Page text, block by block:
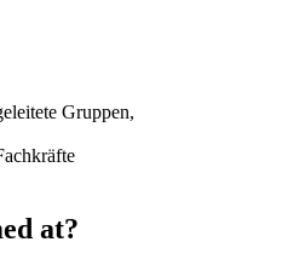
Gruppen,
at?